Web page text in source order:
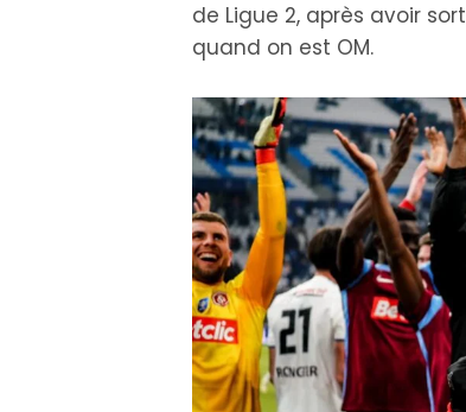
de Ligue 2, après avoir
quand on est OM.